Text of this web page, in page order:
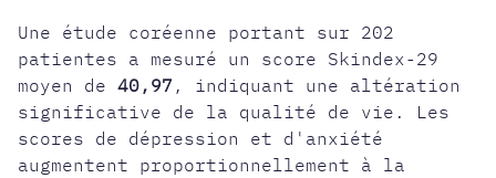
Une étude coréenne portant sur 202
patientes a mesuré un score Skindex-29
moyen de40,97 , indiquant une altération
significative de la qualité de vie. Les
scores de dépression et d'anxiété
augmentent proportionnellement à la